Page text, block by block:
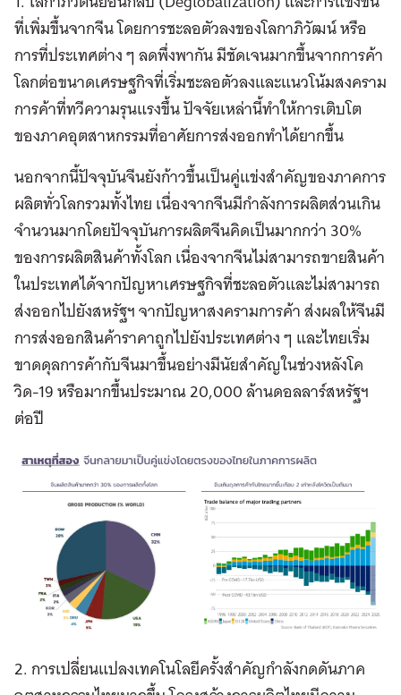
ที่เพิ่มขึ้นจากจีน โดยการชะลอตัวลงของโลกาภิวัฒน์ หรือ
การที่ประเทศต่าง ๆ ลดพึ่งพากัน มีชัดเจนมากขึ้นจากการค้า
โลกต่อขนาดเศรษฐกิจที่เริ่มชะลอตัวลงและแนวโน้มสงคราม
การค้าที่ทวีความรุนแรงขึ้น ปัจจัยเหล่านี้ทำให้การเติบโต
ของภาคอุตสาหกรรมที่อาศัยการส่งออกทำได้ยากขึ้น
นอกจากนี้ปัจจุบันจีนยังก้าวขึ้นเป็นคู่แข่งสำคัญของภาคการ
ผลิตทั่วโลกรวมทั้งไทย เนื่องจากจีนมีกำลังการผลิตส่วนเกิน
จำนวนมากโดยปัจจุบันการผลิตจีนคิดเป็นมากกว่า 30%
ของการผลิตสินค้าทั้งโลก เนื่องจากจีนไม่สามารถขายสินค้า
ในประเทศได้จากปัญหาเศรษฐกิจที่ชะลอตัวและไม่สามารถ
ส่งออกไปยังสหรัฐฯ จากปัญหาสงครามการค้า ส่งผลให้จีนมี
การส่งออกสินค้าราคาถูกไปยังประเทศต่าง ๆ และไทยเริ่ม
ขาดดุลการค้ากับจีนมาขึ้นอย่างมีนัยสำคัญในช่วงหลังโค
วิด-19 หรือมากขึ้นประมาณ 20,000 ล้านดอลลาร์สหรัฐฯ
ต่อปี
2. การเปลี่ยนแปลงเทคโนโลยีครั้งสำคัญกำลังกดดันภาค